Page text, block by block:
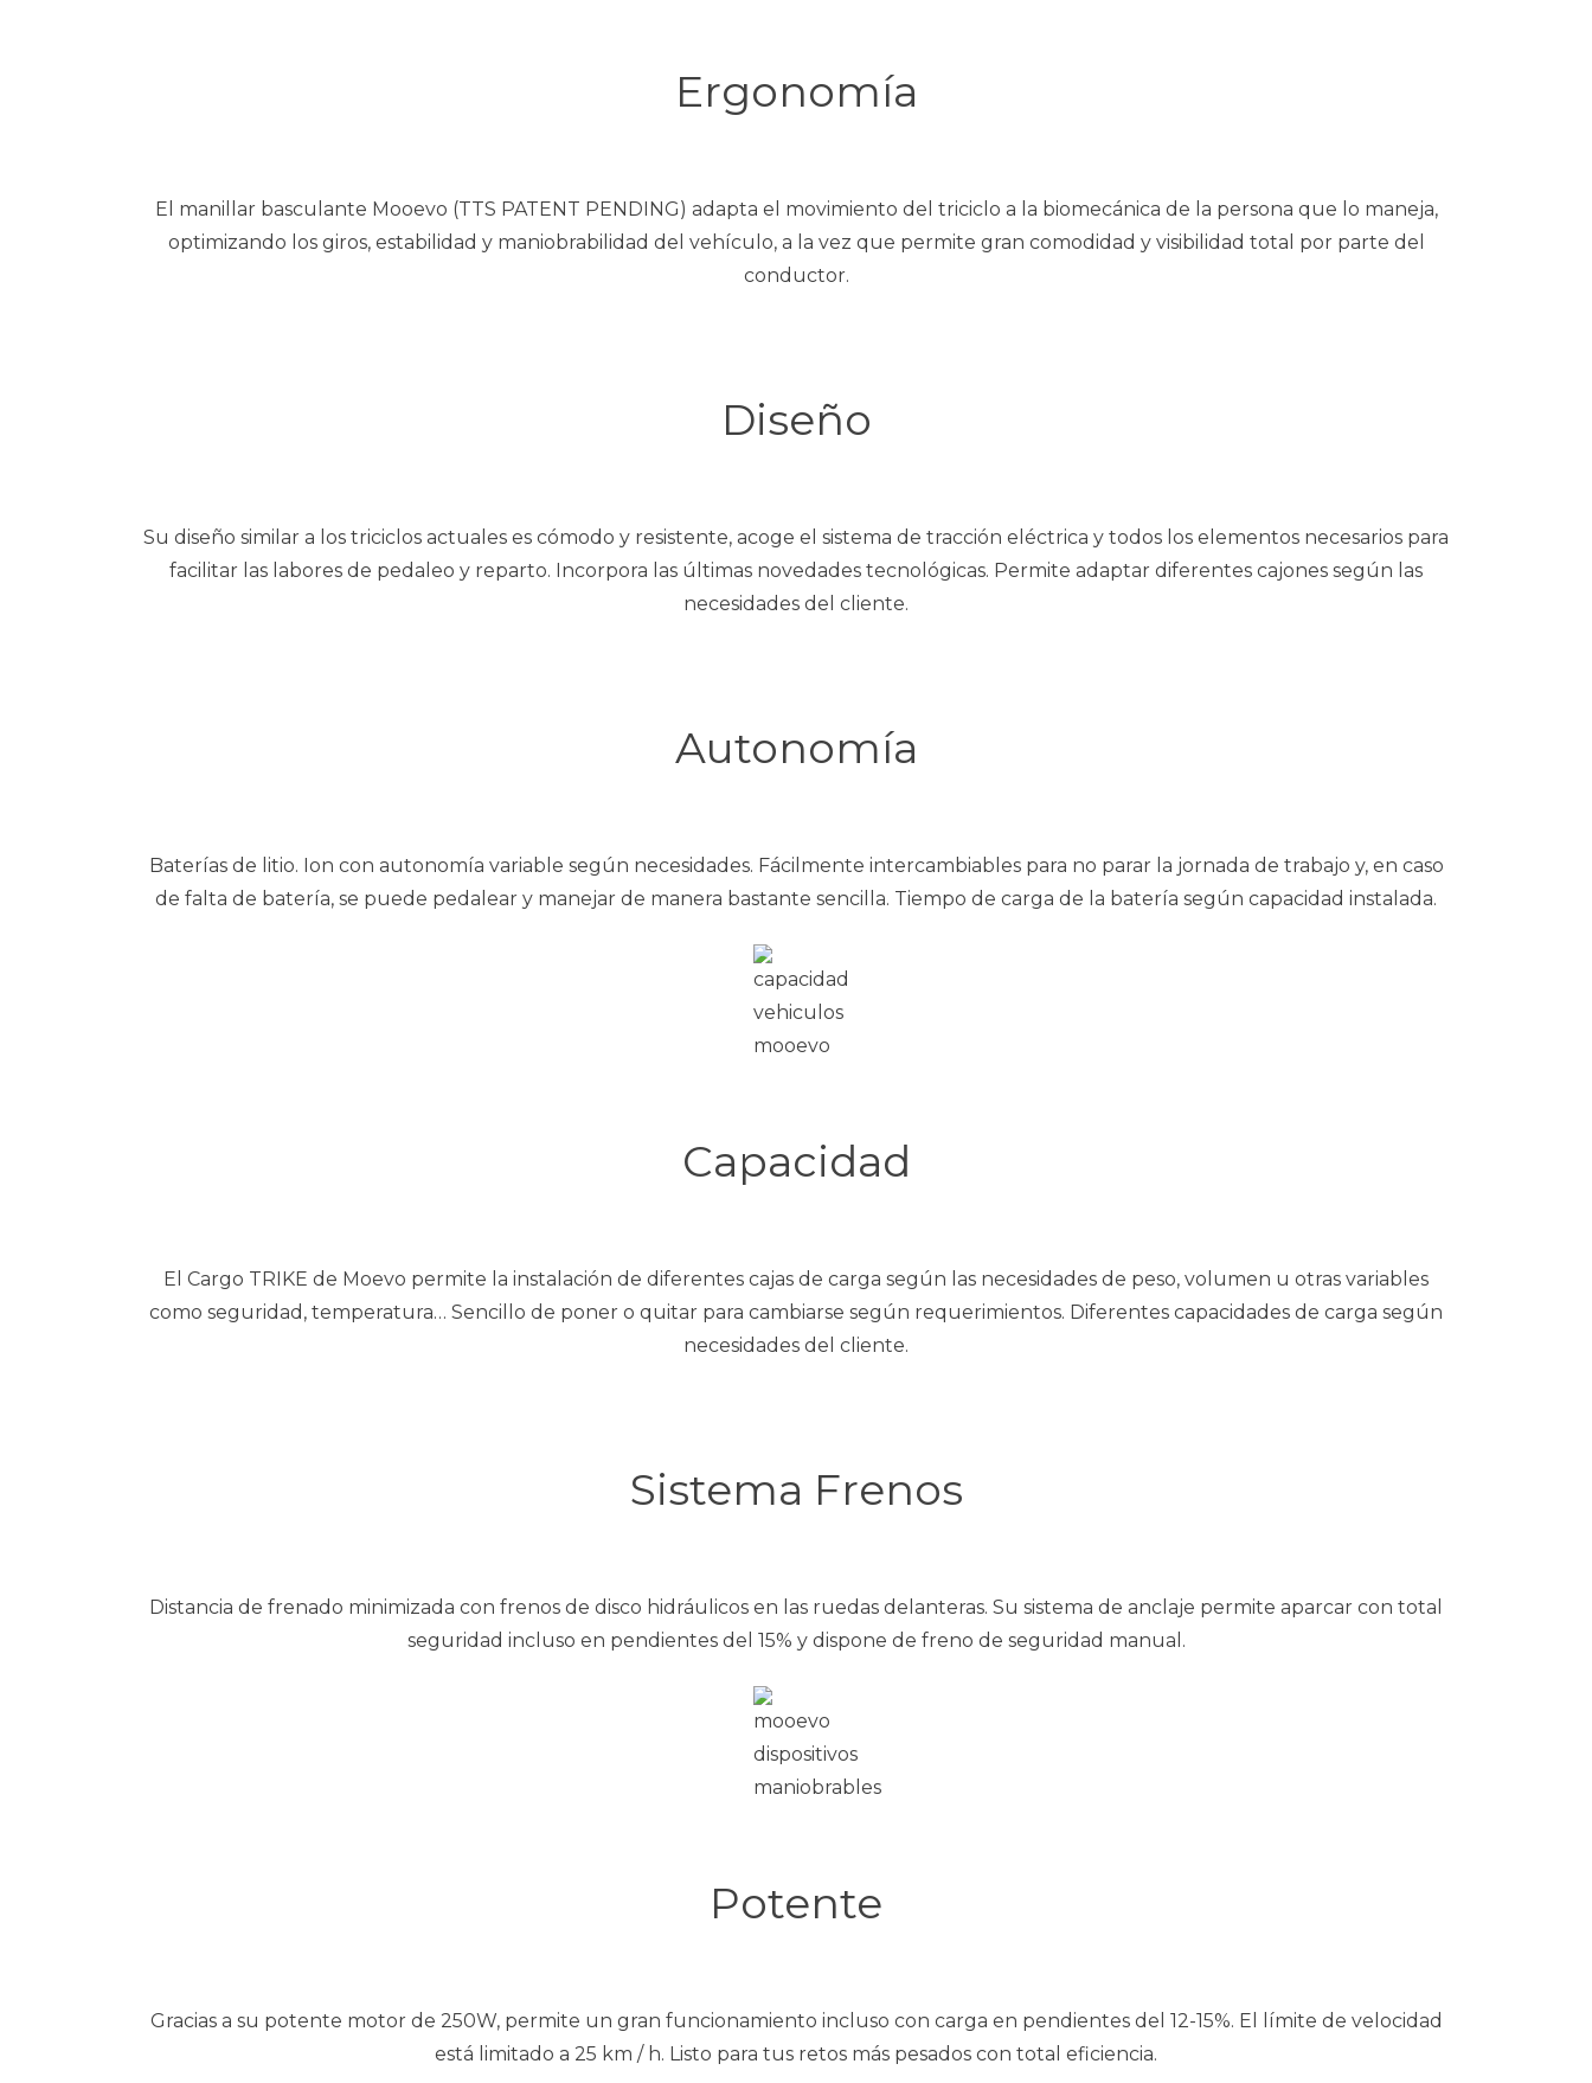
Ergonomía
El manillar basculante Mooevo (TTS PATENT PENDING) adapta el movimiento del triciclo a la biomecánica de la persona que lo maneja,
optimizando los giros, estabilidad y maniobrabilidad del vehículo, a la vez que permite gran comodidad y visibilidad total por parte del
conductor.
Diseño
Su diseño similar a los triciclos actuales es cómodo y resistente, acoge el sistema de tracción eléctrica y todos los elementos necesarios para
facilitar las labores de pedaleo y reparto. Incorpora las últimas novedades tecnológicas. Permite adaptar diferentes cajones según las
necesidades del cliente.
Autonomía
Baterías de litio. Ion con autonomía variable según necesidades. Fácilmente intercambiables para no parar la jornada de trabajo y, en caso
de falta de batería, se puede pedalear y manejar de manera bastante sencilla. Tiempo de carga de la batería según capacidad instalada.
Capacidad
El Cargo TRIKE de Moevo permite la instalación de diferentes cajas de carga según las necesidades de peso, volumen u otras variables
como seguridad, temperatura… Sencillo de poner o quitar para cambiarse según requerimientos. Diferentes capacidades de carga según
necesidades del cliente.
Sistema Frenos
Distancia de frenado minimizada con frenos de disco hidráulicos en las ruedas delanteras. Su sistema de anclaje permite aparcar con total
seguridad incluso en pendientes del 15% y dispone de freno de seguridad manual.
Potente
Gracias a su potente motor de 250W, permite un gran funcionamiento incluso con carga en pendientes del 12-15%. E l límite de velocidad
está limitado a 25 km / h. Listo para tus retos más pesados con total eficiencia.